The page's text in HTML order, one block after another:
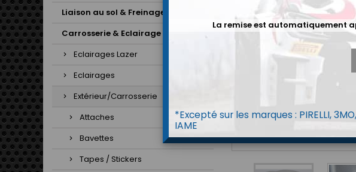
Liaison au sol & Freinage
Carrosserie & Eclairage
Eclairages Lazer
Eclairages
Extérieur/Carrosserie
Attaches
Bavettes
Tapes / Stickers
La remise est automatiquement
*Excepté sur les marques : PIRELLI,
IAME